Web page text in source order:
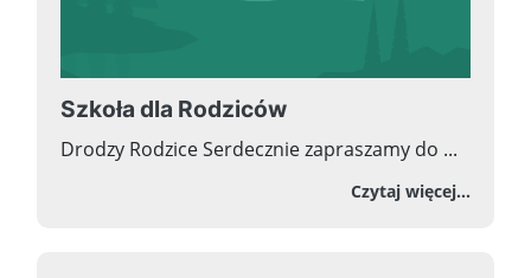
Szkoła dla Rodziców
Drodzy Rodzice Serdecznie zapraszamy do ...
Czytaj więcej...o